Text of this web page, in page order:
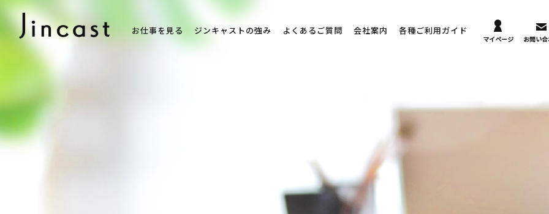
お仕事を見る ジンキャストの強み よくあるご質問 会社案内 各種ご利用ガイド